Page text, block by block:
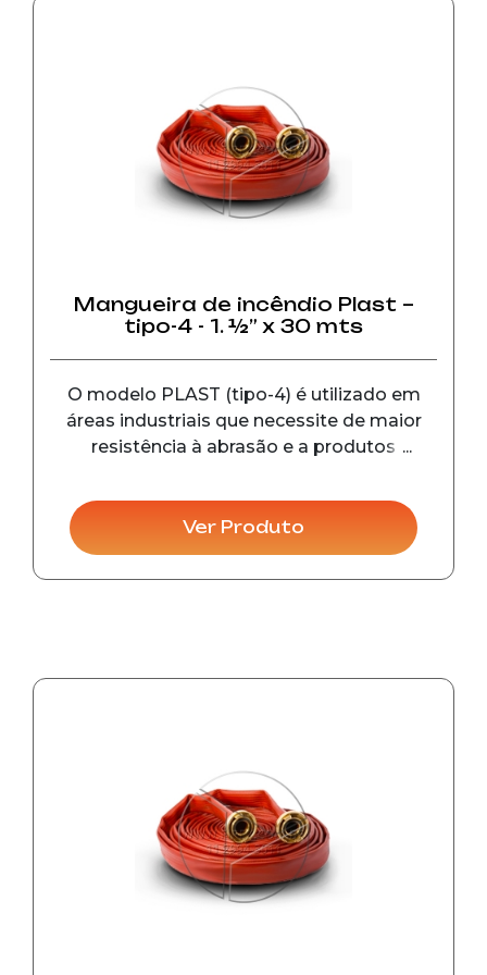
Mangueira de incêndio Plast –
tipo-4 - 1. ½” x 30 mts
O modelo PLAST (tipo-4) é utilizado em
áreas industriais que necessite de maior
resistência à abrasão e a produtos
de 45 mm (1. ½”) e 65 mm (2.1/2”), pressão
de trabalho de 14 kgf/cm², pressão de
prova 28 kgf/cm², pr
Ver Produto